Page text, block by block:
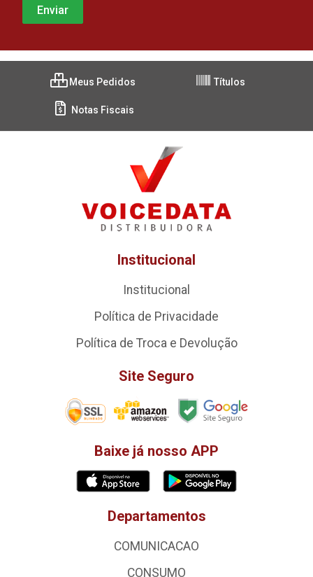
Meus Pedidos Títulos
Notas Fiscais
Institucional
Institucional
Política de Privacidade
Política de Troca e Devolução
Site Seguro
Baixe já nosso APP
Departamentos
COMUNICACAO
CONSUMO